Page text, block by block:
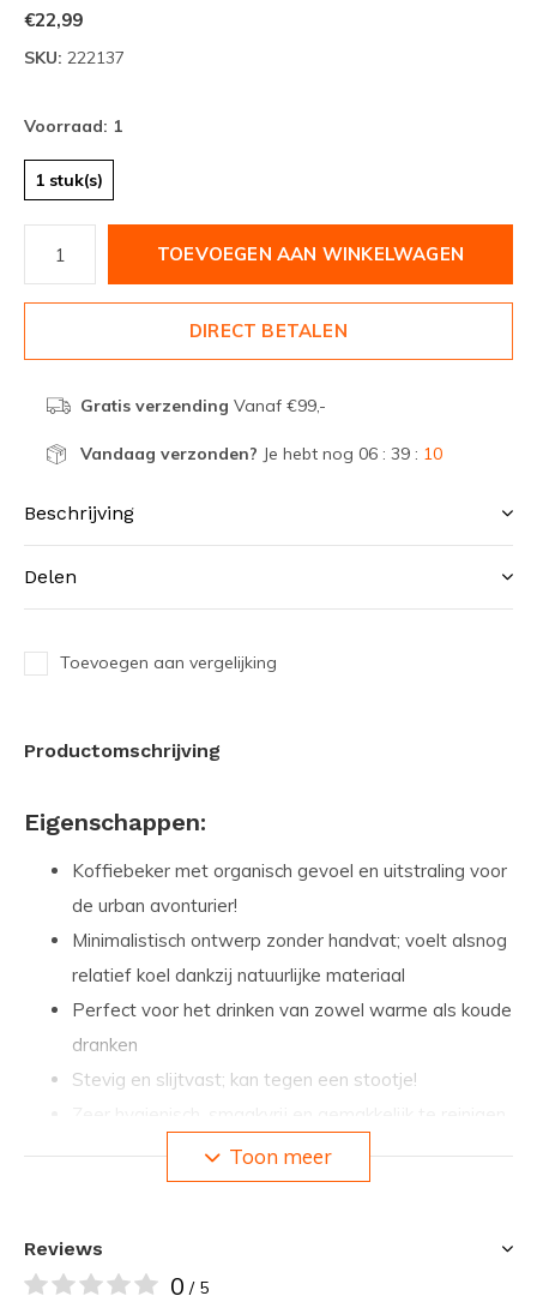
€22,99
SKU: 222137
Voorraad: 1
1 stuk(s)
TOEVOEGEN AAN WINKELWAGEN
DIRECT BETALEN
Gratis verzending Vanaf €99,-
Vandaag verzonden? Je hebt nog 06 : 39 : 10
Beschrijving
Delen
Toevoegen aan vergelijking
Productomschrijving
Eigenschappen:
Koffiebeker met organisch gevoel en uitstraling voor
de urban avonturier!
Minimalistisch ontwerp zonder handvat; voelt alsnog
relatief koel dankzij natuurlijke materiaal
Perfect voor het drinken van zowel warme als koude
dranken
Stevig en slijtvast; kan tegen een stootje!
Specificaties:
Gewicht 130 gram
Toon meer
Reviews
0 / 5